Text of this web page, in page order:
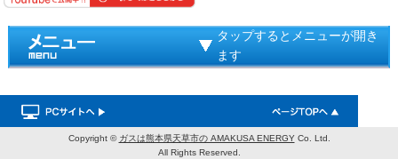
タップするとメニューが開き
ます
Copyright © ガスは熊本県天草市の AMAKUSA ENERGYCo. Ltd.
All Rights Reserved.